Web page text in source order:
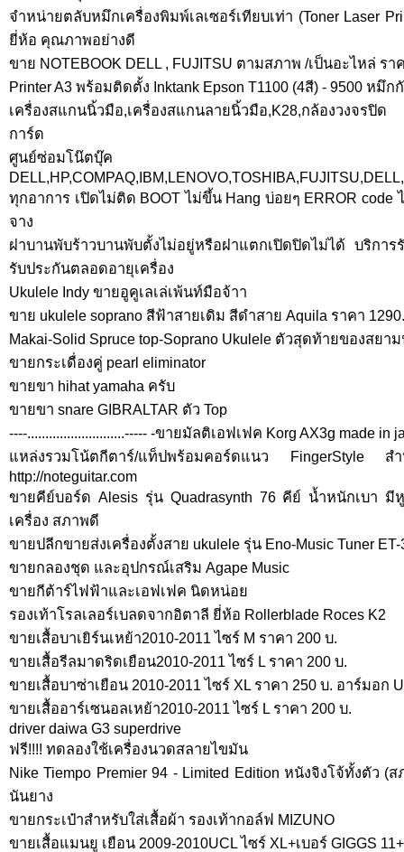
จำหน่ายตลับหมึกเครื่องพิมพ์เลเซอร์เทียบเท่า (Toner Laser
ยี่ห้อ คุณภาพอย่างดี
ขาย NOTEBOOK DELL , FUJITSU ตามสภาพ /เป็นอะไหล่ ร
Printer A3 พร้อมติดตั้ง Inktank Epson T1100 (4สี) - 9500 หมึก
เครื่องสแกนนิ้วมือ,เครื่องสแกนลายนิ้วมือ,K28,กล้องวงจรปิ
การ์ด
ศูนย์ซ่อมโน๊ตบุ๊ค
ทุกอาการ เปิดไม่ติด BOOT ไม่ขึ้น Hang บ่อยๆ ERROR code
จาง
ฝาบานพับร้าวบานพับตั้งไม่อยู่หรือฝาแตกเปิดปิดไม่ได้ บริกา
รับประกันตลอดอายุเครื่อง
Ukulele Indy ขายอูคูเลเล่เพ้นท์มือจ้าา
ขาย ukulele soprano สีฟ้าสายเดิม สีดำสาย Aquila ราคา
Makai-Solid Spruce top-Soprano Ukulele ตัวสุดท้ายของสยาม
ขายกระเดื่องคู่ pearl eliminator
ขายขา hihat yamaha ครับ
ขายขา snare GIBRALTAR ตัว Top
----...........................----- -ขายมัลติเอฟเฟค Korg AX3g made in
แหล่งรวมโน้ตกีตาร์/แท็ปพร้อมคอร์ดแนว FingerStyle ส
http://noteguitar.com
ขายคีย์บอร์ด Alesis รุ่น Quadrasynth 76 คีย์ น้ำหนักเบา
เครื่อง สภาพดี
ขายปลีกขายส่งเครื่องตั้งสาย ukulele รุ่น Eno-Music Tuner
ขายกลองชุด และอุปกรณ์เสริม Agape Music
ขายกีต้าร์ไฟฟ้าและเอฟเฟค นิดหน่อย
รองเท้าโรลเลอร์เบลดจากอิตาลี ยี่ห้อ Rollerblade Roces K2
ขายเสื้อบาเยิร์นเหย้า2010-2011 ไซร์ M ราคา 200 บ.
ขายเสื้อรีลมาดริดเยือน2010-2011 ไซร์ L ราคา 200 บ.
ขายเสื้อบาซ่าเยือน 2010-2011 ไซร์ XL ราคา 250 บ. อาร์มอก
ขายเสื้ออาร์เซนอลเหย้า2010-2011 ไซร์ L ราคา 200 บ.
driver daiwa G3 superdrive
ฟรี!!!! ทดลองใช้เครื่องนวดสลายไขมัน
Nike Tiempo Premier 94 - Limited Edition หนังจิงโจ้ทั้งตัว (
นันยาง
ขายกระเป๋าสำหรับใส่เสื้อผ้า รองเท้ากอล์ฟ MIZUNO
ขายเสื้อแมนยู เยือน 2009-2010UCL ไซร์ XL+เบอร์ GIGGS